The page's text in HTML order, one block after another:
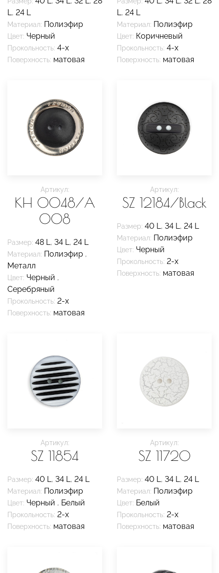
L, 24 L
Материал: Полиэфир
Цвет: Черный
Прокольность: 4-х
Поверхность: матовая
L, 24 L
Материал: Полиэфир
Цвет: Коричневый
Прокольность: 4-х
Поверхность: матовая
Артикул:
KH 0048/A
008
Размер: 48 L, 34 L, 24 L
Материал: Полиэфир ,
Металл
Цвет: Черный ,
Серебряный
Прокольность: 2-х
Поверхность: матовая
Артикул:
SZ 12184/Black
Размер: 40 L, 34 L, 24 L
Материал: Полиэфир
Цвет: Черный
Прокольность: 2-х
Поверхность: матовая
Артикул:
SZ 11854
Размер: 40 L, 34 L, 24 L
Материал: Полиэфир
Цвет: Черный , Белый
Прокольность: 2-х
Поверхность: матовая
Артикул:
SZ 11720
Размер: 40 L, 34 L, 24 L
Материал: Полиэфир
Цвет: Белый
Прокольность: 2-х
Поверхность: матовая